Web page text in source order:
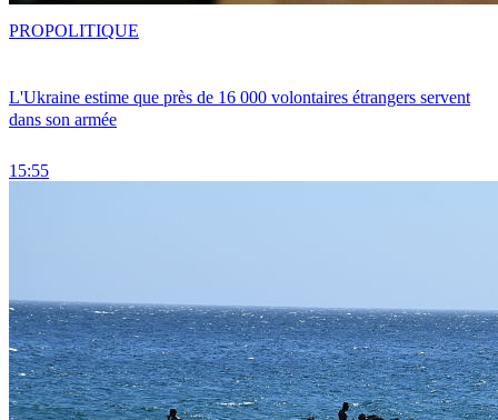
L'Ukraine estime que près de 16 000 volontaires étrangers servent
dans son armée
15:55
PROPOLITIQUE